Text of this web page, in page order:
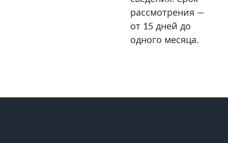
рассмотрения —
от 15 дней до
одного месяца.